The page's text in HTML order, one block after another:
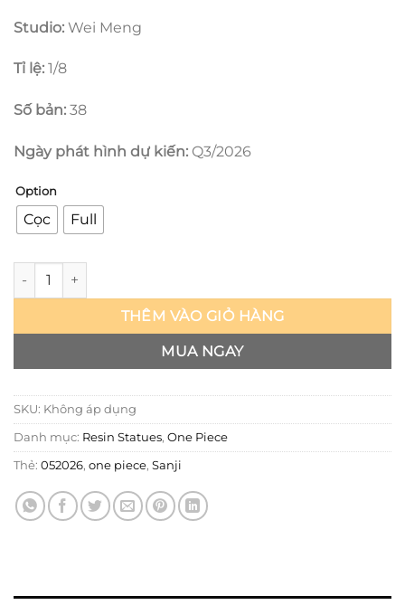
Studio: Wei Meng
Tỉ lệ: 1/8
Số bản: 38
Ngày phát hình dự kiến: Q3/2026
Option
Cọc Full
One Piece - Sanji - Wei Meng số lượng
THÊM VÀO GIỎ HÀNG
MUA NGAY
SKU: Không áp dụng
Danh mục: Resin Statues, One Piece
Thẻ: 052026, one piece, Sanji